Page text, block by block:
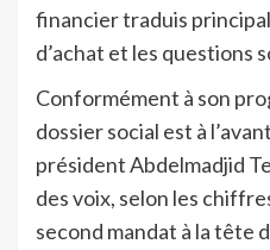
financier traduis
d’achat et les questions
Conformément à son
dossier social est à
président Abdelmadjid
des voix, selon les
second mandat à la tête